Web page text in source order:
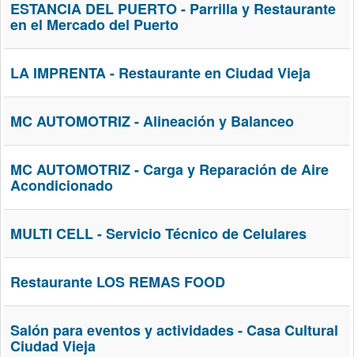
ESTANCIA DEL PUERTO - Parrilla y Restaurante
en el Mercado del Puerto
LA IMPRENTA - Restaurante en Ciudad Vieja
MC AUTOMOTRIZ - Alineación y Balanceo
MC AUTOMOTRIZ - Carga y Reparación de Aire
Acondicionado
MULTI CELL - Servicio Técnico de Celulares
Restaurante LOS REMAS FOOD
Salón para eventos y actividades - Casa Cultural
Ciudad Vieja